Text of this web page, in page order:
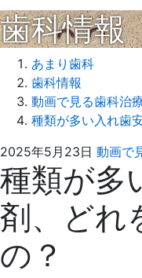
歯科情報
あまり歯科
歯科情報
動画で見る歯科治
種類が多い入れ歯
2025年5月23日 動画で
種類が多
剤、どれ
の？